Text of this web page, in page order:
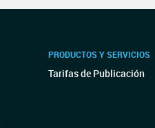
PRODUCTOS Y SERVICIOS
Tarifas de Publicación